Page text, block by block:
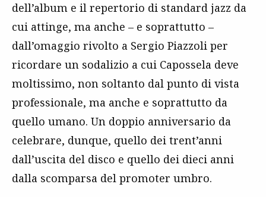
dell’album e il repertorio di standard jazz da
cui attinge, ma anche – e soprattutto –
dall’omaggio rivolto a Sergio Piazzoli per
ricordare un sodalizio a cui Capossela deve
moltissimo, non soltanto dal punto di vista
professionale, ma anche e soprattutto da
quello umano. Un doppio anniversario da
celebrare, dunque, quello dei trent’anni
dall’uscita del disco e quello dei dieci anni
dalla scomparsa del promoter umbro.